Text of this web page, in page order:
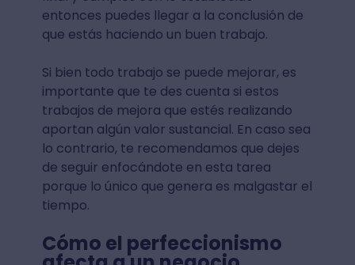
entonces puedes llegar a la conclusión de
que estás haciendo un buen trabajo.
Si bien todo trabajo se puede mejorar, es
importante que te des cuenta si estos
trabajos de mejora que estés realizando
aportan algún valor sustancial. En caso sea
lo contrario, te recomendamos que dejes
de seguir enfocándote en esta tarea
porque lo único que genera es malgastar el
tiempo.
Cómo el perfeccionismo